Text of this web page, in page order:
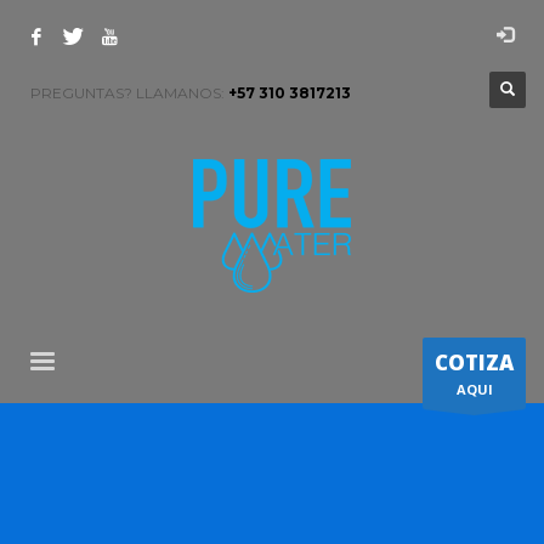
PREGUNTAS? LLAMANOS: +57 310 3817213
COTIZA
AQUI